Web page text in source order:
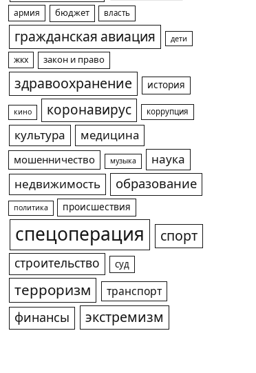
армия бюджет власть
гражданская авиация дети
жкх закон и право
здравоохранение история
кино коронавирус коррупция
культура медицина
мошенничество музыка
наука
недвижимость
образование
политика происшествия
спецоперация спорт
строительство суд
терроризм транспорт
финансы экстремизм